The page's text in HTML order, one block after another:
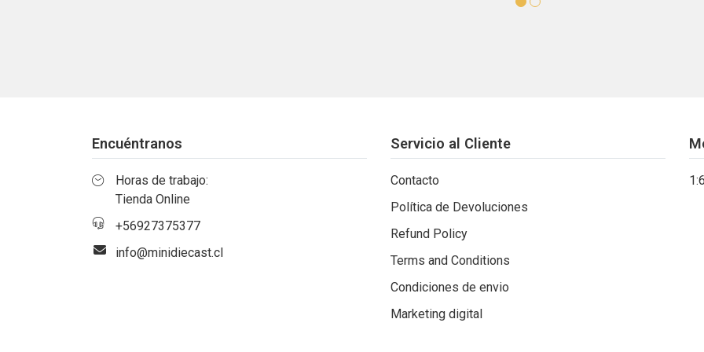
Encuéntranos
Horas de trabajo:
Tienda Online
+56927375377
info@minidiecast.cl
Servicio al Cliente
Contacto
Política de Devoluciones
Refund Policy
Terms and Conditions
Condiciones de envio
Marketing digital